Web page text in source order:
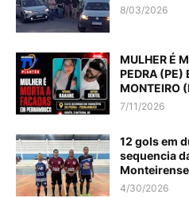
8/03/2026
MULHER É
PEDRA (PE)
MONTEIRO
7/11/2026
12 gols em
sequencia
4/30/2026